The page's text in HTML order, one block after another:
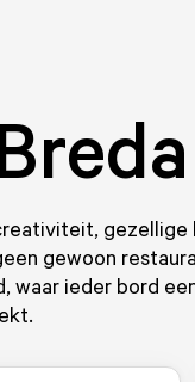
gewoon
waar ieder bord